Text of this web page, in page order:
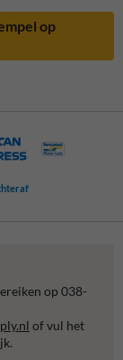
op
op 038-
of vul het